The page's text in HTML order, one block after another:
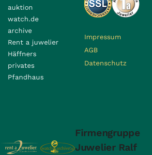
auktion
watch.de
archive
Rent a juwelier
Häffners
privates
Pfandhaus
Impressum
AGB
Datenschutz
Firmengruppe
Juwelier Ralf